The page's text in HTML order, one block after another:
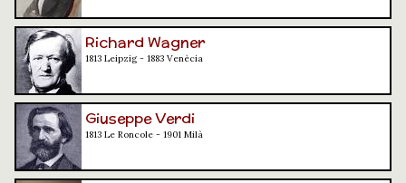
Richard Wagner
1813 Leipzig - 1883 Venècia
Giuseppe Verdi
1813 Le Roncole - 1901 Milà